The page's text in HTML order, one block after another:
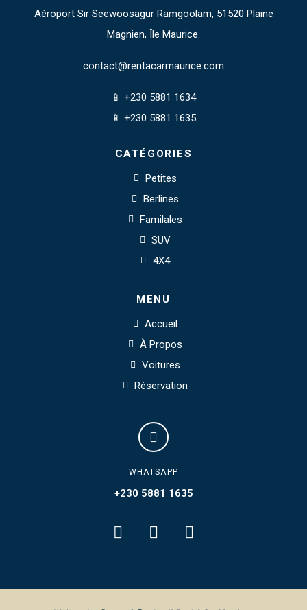
Aéroport Sir Seewoosagur Ramgoolam, 51520 Plaine
Magnien, Île Maurice.
contact@rentacarmaurice.com
📱 +230 5881 1634
📱 +230 5881 1635
CATÉGORIES
Petites
Berlines
Familales
SUV
4X4
MENU
Accueil
À Propos
Voitures
Réservation
WHATSAPP
+230 5881 1635